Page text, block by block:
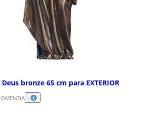
bronze 65 cm para EXTERIOR